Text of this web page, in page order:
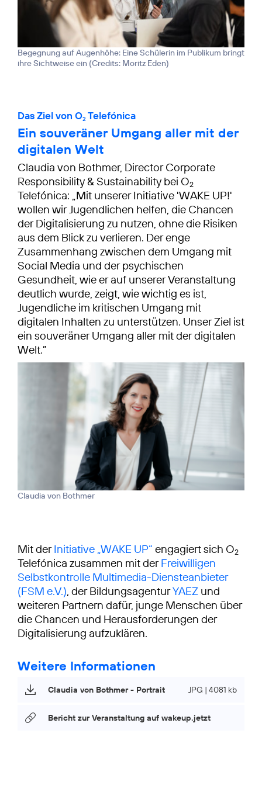
Begegnung auf Augenhöhe: Eine Schülerin im Publikum bringt
ihre Sichtweise ein (Credits: Moritz Eden)
Das Ziel von O2 Telefónica
Ein souveräner Umgang aller mit der
digitalen Welt
Claudia von Bothmer, Director Corporate
Responsibility & Sustainability bei O2
Telefónica: „Mit unserer Initiative 'WAKE UP!'
wollen wir Jugendlichen helfen, die Chancen
der Digitalisierung zu nutzen, ohne die Risiken
aus dem Blick zu verlieren. Der enge
Zusammenhang zwischen dem Umgang mit
Social Media und der psychischen
Gesundheit, wie er auf unserer Veranstaltung
deutlich wurde, zeigt, wie wichtig es ist,
Jugendliche im kritischen Umgang mit
digitalen Inhalten zu unterstützen. Unser Ziel ist
ein souveräner Umgang aller mit der digitalen
Welt.”
Claudia von Bothmer
Mit derInitiative „WAKE UP“ engagiert sich O2
Telefónica zusammen mit derFreiwilligen
Selbstkontrolle Multimedia-Diensteanbieter
(FSM e.V.) , der BildungsagenturYAEZ und
weiteren Partnern dafür, junge Menschen über
die Chancen und Herausforderungen der
Digitalisierung aufzuklären.
Weitere Informationen
Claudia von Bothmer - Portrait JPG | 4081 kb
Bericht zur Veranstaltung auf wakeup.jetzt